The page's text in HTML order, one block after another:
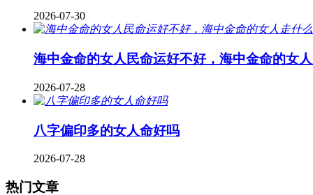
2026-07-30
海中金命的女人民命运好不好，海中金命的女
2026-07-28
八字偏印多的女人命好吗
2026-07-28
热门文章